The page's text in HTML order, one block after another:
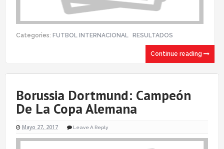
Categories: FUTBOL INTERNACIONAL RESULTADOS
Continue reading
Borussia Dortmund: Campeón
De La Copa Alemana
Mayo 27, 2017 Leave A Reply